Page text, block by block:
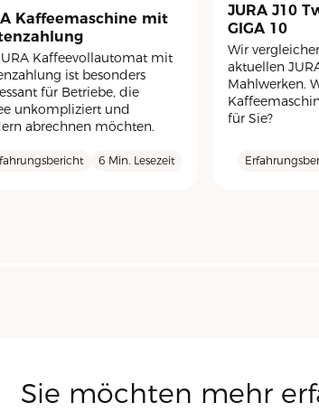
Kaffeemaschine mit
Kaffeevollautomat mit
ist besonders
für Betriebe, die
unkompliziert und
abrechnen möchten.
6 Min. Lesezeit
JURA J10
GIGA 10
Wir
aktuellen
Mahlwerken.
für Sie?
Sie möchten mehr